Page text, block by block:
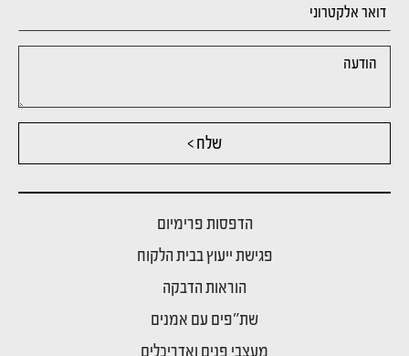
הדפסות פרימיום
פגישת ייעוץ בבית הלקוח
הוראות הדבקה
שת"פים עם אמנים
מעצבי פנים ואדריכלים
שלח >